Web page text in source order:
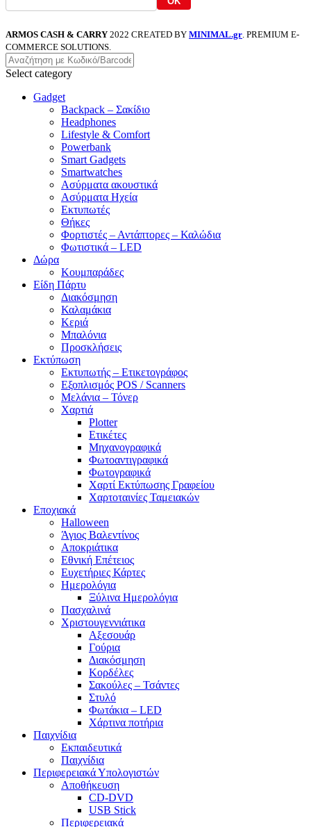
ARMOS CASH & CARRY 2022 CREATED BY MINIMAL.gr. PREMIUM E-
COMMERCE SOLUTIONS.
Select category
Gadget
Backpack – Σακίδιο
Headphones
Lifestyle & Comfort
Powerbank
Smart Gadgets
Smartwatches
Ασύρματα ακουστικά
Ασύρματα Ηχεία
Εκτυπωτές
Θήκες
Φορτιστές – Αντάπτορες – Καλώδια
Φωτιστικά – LED
Δώρα
Κουμπαράδες
Είδη Πάρτυ
Διακόσμηση
Καλαμάκια
Κεριά
Μπαλόνια
Προσκλήσεις
Εκτύπωση
Εκτυπωτής – Ετικετογράφος
Εξοπλισμός POS / Scanners
Μελάνια – Τόνερ
Χαρτιά
Plotter
Ετικέτες
Μηχανογραφικά
Φωτοαντιγραφικά
Φωτογραφικά
Χαρτί Εκτύπωσης Γραφείου
Χαρτοταινίες Ταμειακών
Εποχιακά
Halloween
Άγιος Βαλεντίνος
Αποκριάτικα
Εθνική Επέτειος
Ευχετήριες Κάρτες
Ημερολόγια
Ξύλινα Ημερολόγια
Πασχαλινά
Χριστουγεννιάτικα
Αξεσουάρ
Γούρια
Διακόσμηση
Κορδέλες
Σακούλες – Τσάντες
Στυλό
Φωτάκια – LED
Χάρτινα ποτήρια
Παιχνίδια
Εκπαιδευτικά
Παιχνίδια
Περιφερειακά Υπολογιστών
Αποθήκευση
CD-DVD
USB Stick
Περιφερειακά